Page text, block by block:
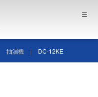
抽濕機 | DC-12KE